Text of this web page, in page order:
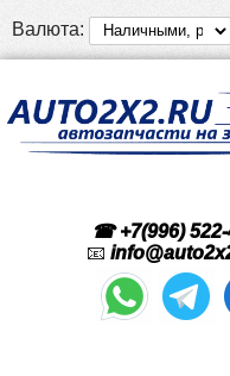
Валюта:
☎ +7(996) 522-
📧